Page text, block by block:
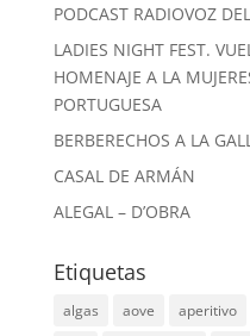
PODCAST RADIOVOZ
LADIES NIGHT FEST.
HOMENAJE A LA
PORTUGUESA
BERBERECHOS A LA
CASAL DE ARMÁN
ALEGAL – D’OBRA
Etiquetas
algas aove aperitivo